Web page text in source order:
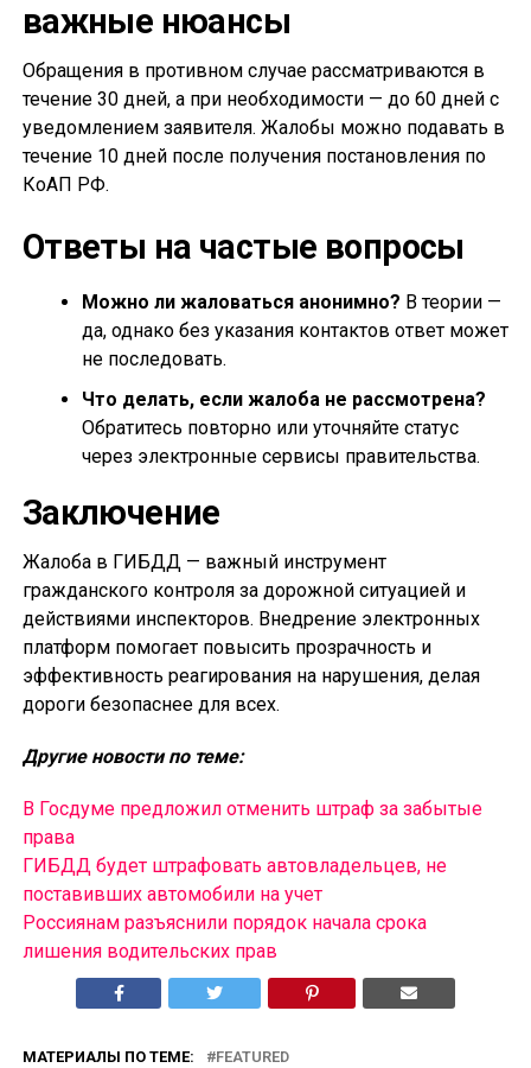
важные нюансы
Обращения в противном случае рассматриваются в
течение 30 дней, а при необходимости — до 60 дней с
уведомлением заявителя. Жалобы можно подавать в
течение 10 дней после получения постановления по
КоАП РФ.
Ответы на частые вопросы
Можно ли жаловаться анонимно? В теории —
да, однако без указания контактов ответ может
не последовать.
Что делать, если жалоба не рассмотрена?
Обратитесь повторно или уточняйте статус
через электронные сервисы правительства.
Заключение
Жалоба в ГИБДД — важный инструмент
гражданского контроля за дорожной ситуацией и
действиями инспекторов. Внедрение электронных
платформ помогает повысить прозрачность и
эффективность реагирования на нарушения, делая
дороги безопаснее для всех.
Другие новости по теме:
В Госдуме предложил отменить штраф за забытые
права
ГИБДД будет штрафовать автовладельцев, не
поставивших автомобили на учет
Россиянам разъяснили порядок начала срока
лишения водительских прав
МАТЕРИАЛЫ ПО ТЕМЕ: FEATURED